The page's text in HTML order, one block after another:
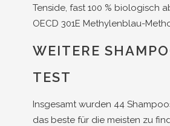
Tenside, fast 100 % biologisch
OECD 301E Methylenblau-
WEITERE
TEST
Insgesamt wurden 44
das beste für die meisten zu